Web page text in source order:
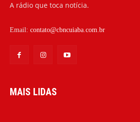
A rádio que toca notícia.
Email: contato@cbncuiaba.com.br
MAIS LIDAS